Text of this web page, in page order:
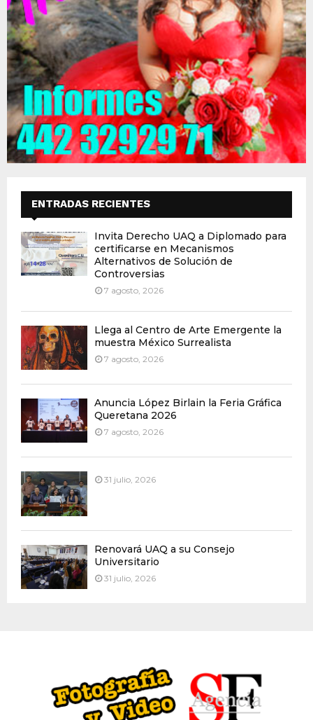
ENTRADAS RECIENTES
Invita Derecho UAQ a Diplomado para
certificarse en Mecanismos
Alternativos de Solución de
Controversias
7 agosto, 2026
Llega al Centro de Arte Emergente la
muestra México Surrealista
7 agosto, 2026
Anuncia López Birlain la Feria Gráfica
Queretana 2026
7 agosto, 2026
31 julio, 2026
Renovará UAQ a su Consejo
Universitario
31 julio, 2026